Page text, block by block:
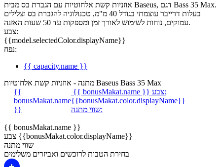
אוזניות קשת אלחוטיות עם הגברת בס מבית Baseus, דגם Bass 35 Max.
בעלות דרייבר עוצמתי בגודל 40 מ"מ, טכנולוגיה להגברת בס וצלילים
עמוקים, נוחות לשימוש לאורך זמן ומספקות עד 50 שעות האזנה.
צבע:
{{model.selectedColor.displayName}}
נפח:
{{ capacity.name }}
מתנה - אוזניות קשת אלחוטיות Baseus Bass 35 Max
{{
bonusMakat.name
}}
{{ bonusMakat.name }}
צבע:
{{bonusMakat.color.displayName}}
שווי מתנה:
{{ bonusMakat.name }}
צבע {{bonusMakat.color.displayName}}
שווי מתנה
בחירת הטבות לרוכשים ואביזרים משלימים